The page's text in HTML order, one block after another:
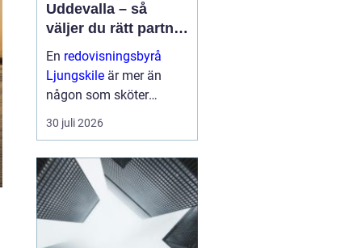
Uddevalla – så
väljer du rätt partner
för företagets
ekonomi
En redovisningsbyrå
Ljungskile är mer än
någon som sköter
bokföringen i
bakgrunden. För många
30 juli 2026